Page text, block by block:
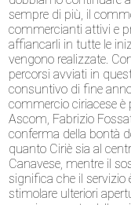
sempre di più, il
commercianti attivi e
affiancarli in tutte le
vengono realizzate.
percorsi avviati in
consuntivo di fine
commercio ciriacese
Ascom, Fabrizio
conferma della bontà
quanto Ciriè sia al
Canavese, mentre il
significa che il
stimolare ulteriori